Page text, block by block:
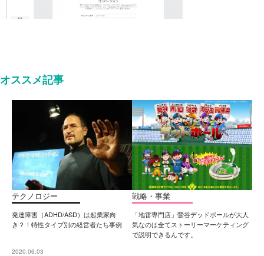
オススメ記事
テクノロジー
発達障害（ADHD/ASD）は起業家向
き？！特性タイプ別の経営者たち事例
2020.06.03
戦略・事業
「地雷専門店」鶯谷デッドボールが大人
気なのは全てストーリーマーケティング
で説明できるんです。